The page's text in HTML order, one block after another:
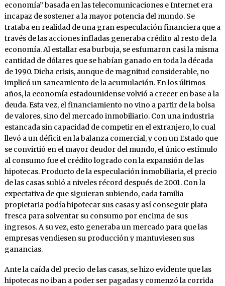
economía” basada en las telecomunicaciones e Internet era
incapaz de sostener a la mayor potencia del mundo. Se
trataba en realidad de una gran especulación financiera que a
través de las acciones infladas generaba crédito al resto de la
economía. Al estallar esa burbuja, se esfumaron casi la misma
cantidad de dólares que se habían ganado en toda la década
de 1990. Dicha crisis, aunque de magnitud considerable, no
implicó un saneamiento de la acumulación. En los últimos
años, la economía estadounidense volvió a crecer en base a la
deuda. Esta vez, el financiamiento no vino a partir de la bolsa
de valores, sino del mercado inmobiliario. Con una industria
estancada sin capacidad de competir en el extranjero, lo cual
llevó a un déficit en la balanza comercial, y con un Estado que
se convirtió en el mayor deudor del mundo, el único estímulo
al consumo fue el crédito logrado con la expansión de las
hipotecas. Producto de la especulación inmobiliaria, el precio
de las casas subió a niveles récord después de 2001. Con la
expectativa de que siguieran subiendo, cada familia
propietaria podía hipotecar sus casas y así conseguir plata
fresca para solventar su consumo por encima de sus
ingresos. A su vez, esto generaba un mercado para que las
empresas vendiesen su producción y mantuviesen sus
ganancias.
Ante la caída del precio de las casas, se hizo evidente que las
hipotecas no iban a poder ser pagadas y comenzó la corrida